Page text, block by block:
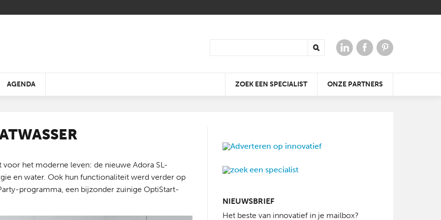
ELK HUIS ENERGIEZUINIG
ZO EENVOUDIG IS ENERGIE
BESPAREN
DE KLEIDAKPAN DIE ALTIJD
EEN DOUCHEBELEVING DIE
DE KLEUR VAN HET JAAR
2019
KRACHTIGE
BOUWINNOVATIE 2019 -
OP EN TOP ECO
KUNSTGRAS
AGENDA
50 JAAR BIËNNALE
WIN EEN DUOTICKET VOOR
PUBLIEKSDAG LIVING
TOMORROW
WIN TICKETS VOOR
ZOEK EEN SPECIALIST ONZE PARTNERS
voor het moderne leven: de nieuwe Adora SL-
en water. Ook hun functionaliteit werd verder op
programma, een bijzonder zuinige OptiStart-
NIEUWSBRIEF
Het beste van innovatief in je mailbox?